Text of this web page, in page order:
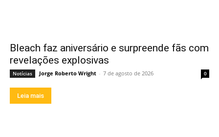
Bleach faz aniversário e surpreende fãs com
revelações explosivas
Notícias Jorge Roberto Wright - 7 de agosto de 2026 0
Leia mais